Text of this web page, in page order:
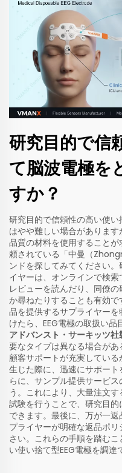
研究目的で信
て脳波電極を
すか？
研究目的で信頼性の高い使
はやや難しい場合がありま
品質の材料を使用すること
頼されている「中曼（
ンドを探してみてください
イヤーは、オンラインで検
レビューを読んだり、同僚
か尋ねたりすることも有効
品を提供するサプライヤー
けたら、EEG電極の取扱い
アドバンスト・サーキッツ
要なタイプは異なる場合があ
顧客サポートが充実してい
生じた際に、迅速にサポー
らに、サンプル提供サービ
う。これにより、大量注文す
試験を行うことで、研究目
できます。最後に、万が一
プライヤーが明確な返品ポ
さい。これらの手順を踏む
い使い捨て型EEG電極を調達